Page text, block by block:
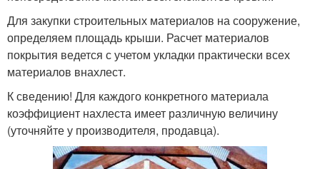
Для закупки строительных материалов на сооружение,
определяем площадь крыши. Расчет материалов
покрытия ведется с учетом укладки практически всех
материалов внахлест.
К сведению! Для каждого конкретного материала
коэффициент нахлеста имеет различную величину
(уточняйте у производителя, продавца).